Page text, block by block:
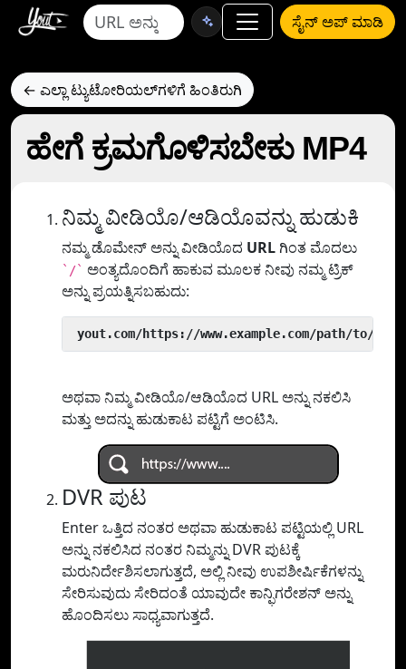
ಸೈನ್ ಅಪ್ ಮಾಡಿ
← ಎಲ್ಲಾ ಟ್ಯುಟೋರಿಯಲ್‌ಗಳಿಗೆ ಹಿಂತಿರುಗಿ
ಹೇಗೆ ಕ್ರಮಗೊಳಿಸಬೇಕು MP4
ನಿಮ್ಮ ವೀಡಿಯೊ/ಆಡಿಯೊವನ್ನು ಹುಡುಕಿ
ನಮ್ಮ ಡೊಮೇನ್ ಅನ್ನು ವೀಡಿಯೊದ URL ಗಿಂತ ಮೊದಲು
`/` ಅಂತ್ಯದೊಂದಿಗೆ ಹಾಕುವ ಮೂಲಕ ನೀವು ನಮ್ಮ ಟ್ರಿಕ್
ಅನ್ನು ಪ್ರಯತ್ನಿಸಬಹುದು:
yout.com/https://www.example.com/path/to/
ಅಥವಾ ನಿಮ್ಮ ವೀಡಿಯೊ/ಆಡಿಯೊದ URL ಅನ್ನು ನಕಲಿಸಿ
ಮತ್ತು ಅದನ್ನು ಹುಡುಕಾಟ ಪಟ್ಟಿಗೆ ಅಂಟಿಸಿ.
DVR ಪುಟ
Enter ಒತ್ತಿದ ನಂತರ ಅಥವಾ ಹುಡುಕಾಟ ಪಟ್ಟಿಯಲ್ಲಿ URL
ಅನ್ನು ನಕಲಿಸಿದ ನಂತರ ನಿಮ್ಮನ್ನು DVR ಪುಟಕ್ಕೆ
ಮರುನಿರ್ದೇಶಿಸಲಾಗುತ್ತದೆ, ಅಲ್ಲಿ ನೀವು ಉಪಶೀರ್ಷಿಕೆಗಳನ್ನು
ಸೇರಿಸುವುದು ಸೇರಿದಂತೆ ಯಾವುದೇ ಕಾನ್ಫಿಗರೇಶನ್ ಅನ್ನು
ಹೊಂದಿಸಲು ಸಾಧ್ಯವಾಗುತ್ತದೆ.